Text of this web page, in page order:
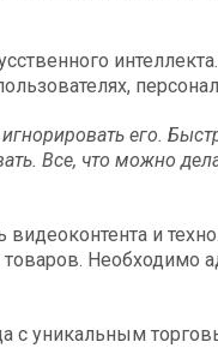
его.
Все, что можно
и
Необходимо
с уникальным